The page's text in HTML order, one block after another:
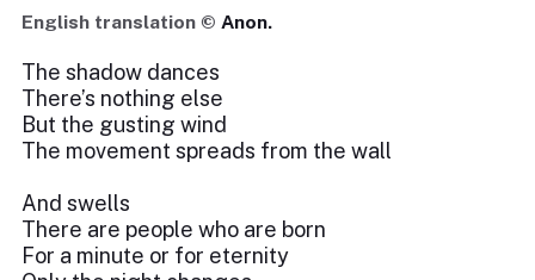
English translation © Anon.
The shadow dances
There’s nothing else
But the gusting wind
The movement spreads from the wall
And swells
There are people who are born
For a minute or for eternity